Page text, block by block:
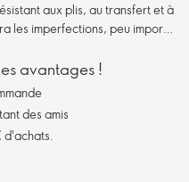
aux plis, au transfert et à
les imperfections, peu importe
avantages !
des amis